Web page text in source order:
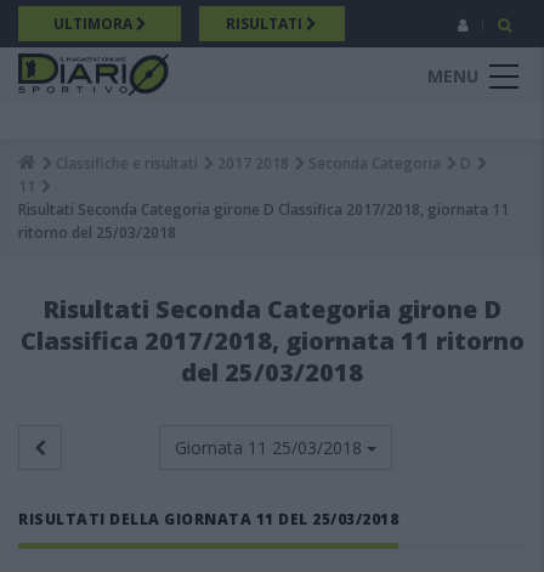
Salta
al
contenuto
principale
ULTIMORA RISULTATI
MENU
Breadcrumb
Classifiche e risultati 2017 2018 Seconda Categoria
D
11
Risultati Seconda Categoria girone D Classifica 2017/2018, giornata 11
ritorno del 25/03/2018
Risultati Seconda Categoria girone D
Classifica 2017/2018, giornata 11 ritorno
del 25/03/2018
Giornata 11 25/03/2018
RISULTATI DELLA GIORNATA 11 DEL 25/03/2018